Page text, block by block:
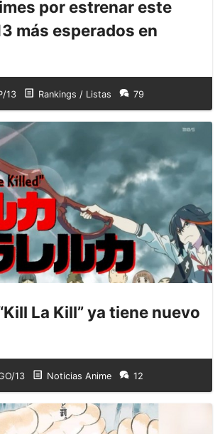
por estrenar este
más esperados en
13 Rankings / Listas 79
La Kill” ya tiene nuevo
13 Noticias Anime 12